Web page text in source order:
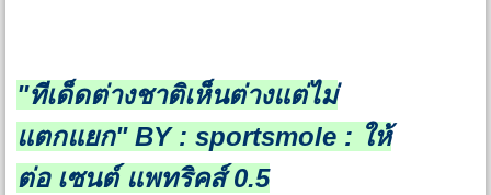
"ทีเด็ดต่างชาติเห็นต่างแต่ไม่
แตกแยก" BY : sportsmole : ให้
ต่อ เซนต์ แพทริคส์ 0.5